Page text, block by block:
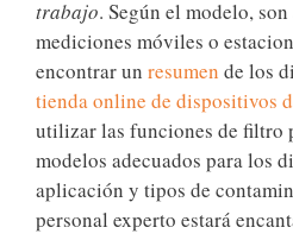
trabajo. Según el modelo,
mediciones móviles o
encontrar un resumen de los
tienda online de dispositivos
utilizar las funciones de filtro
modelos adecuados para los
aplicación y tipos de
personal experto estará